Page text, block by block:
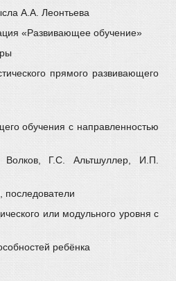
А.А. Леонтьева
«Развивающее обучение»
прямого развивающего
обучения с направленностью
Волков, Г.С. Альтшуллер, И.П.
последователи
или модульного уровня с
ребёнка